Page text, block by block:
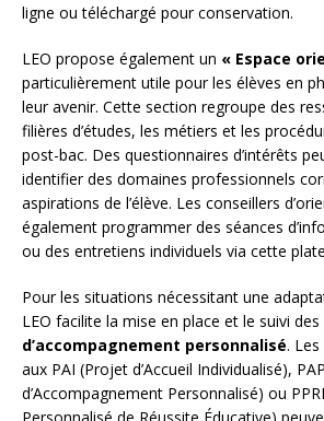
ligne ou téléchargé pour conservation.
LEO propose également un « Espace
particulièrement utile pour les élèves en
leur avenir. Cette section regroupe des
filières d’études, les métiers et les
post-bac. Des questionnaires d’intérêts
identifier des domaines professionnels
aspirations de l’élève. Les conseillers
également programmer des séances
ou des entretiens individuels via cette
Pour les situations nécessitant une
LEO facilite la mise en place et le suivi des
d’accompagnement personnalisé.
aux PAI (Projet d’Accueil Individualisé),
d’Accompagnement Personnalisé) ou